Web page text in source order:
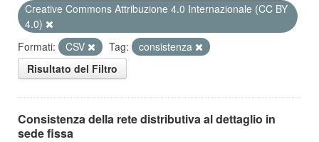
Creative Commons Attribuzione 4.0 Internazionale (CC BY
4.0)
Formati:
CSV Tag:
consistenza
Risultato del Filtro
Consistenza della rete distributiva al dettaglio in
sede fissa